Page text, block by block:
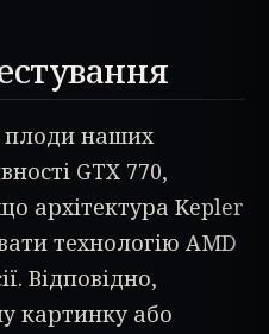
плоди наших
GTX 770,
архітектура Kepler
технологію AMD
Відповідно,
картинку або